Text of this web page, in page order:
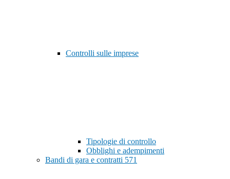
Controlli sulle imprese
Tipologie di controllo
Obblighi e adempimenti
Bandi di gara e contratti 571